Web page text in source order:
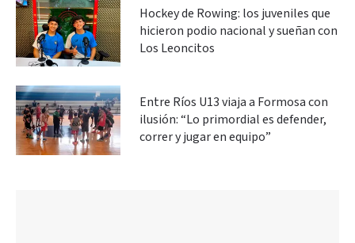
Hockey de Rowing: los juveniles que
hicieron podio nacional y sueñan con
Los Leoncitos
Entre Ríos U13 viaja a Formosa con
ilusión: “Lo primordial es defender,
correr y jugar en equipo”